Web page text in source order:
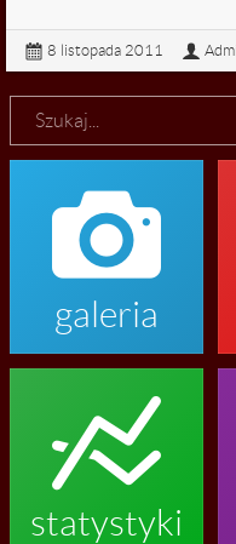
8 listopada 2011

galeria

statystyki